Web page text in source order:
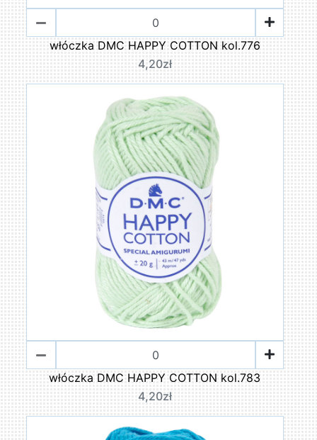
włóczka DMC HAPPY COTTON kol.776
4,20zł
włóczka DMC HAPPY COTTON kol.783
4,20zł